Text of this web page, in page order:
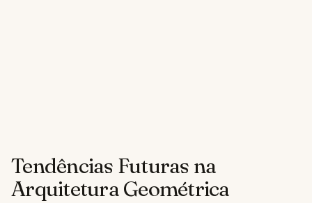
Tendências Futuras na
Arquitetura Geométrica